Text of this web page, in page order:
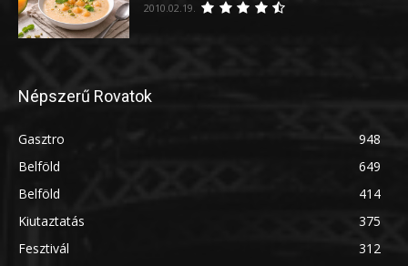
2010.02.19.
Népszerű Rovatok
Gasztro
948
Belföld
649
Belföld
414
Kiutaztatás
375
Fesztivál
312